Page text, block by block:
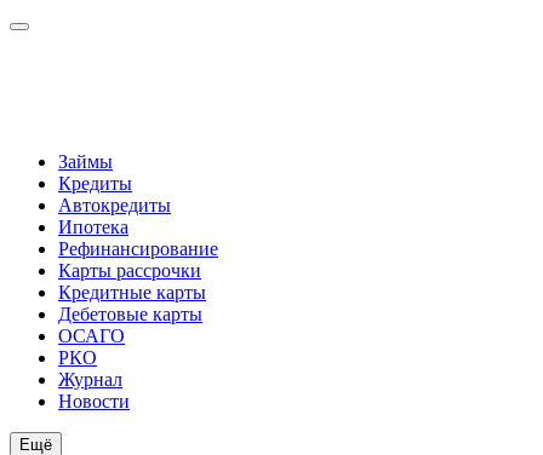
Займы
Кредиты
Автокредиты
Ипотека
Рефинансирование
Карты рассрочки
Кредитные карты
Дебетовые карты
ОСАГО
РКО
Журнал
Новости
Ещё